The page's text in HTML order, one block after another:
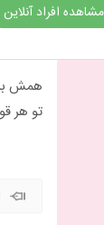
مشاهده افراد آنلاین
همش
تو هر